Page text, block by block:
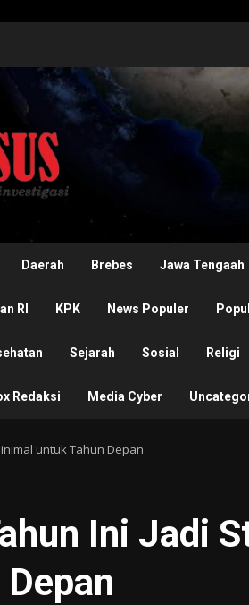
Daerah Brebes Jawa Tengaah
RI KPK News Populer
Sejarah Sosial Religi
Redaksi Media Cyber
untuk Tahun Depan
Ini Jadi